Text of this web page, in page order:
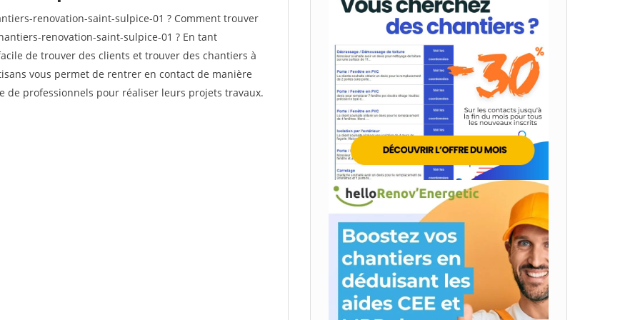
renovation-saint-sulpice-01 ? Comment trouver
renovation-saint-sulpice-01 ? En tant
de trouver des clients et trouver des chantiers à
vous permet de rentrer en contact de manière
de professionnels pour réaliser leurs projets travaux.